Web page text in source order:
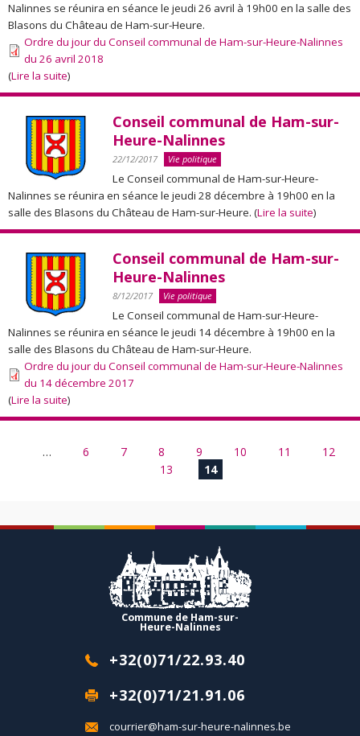
Nalinnes se réunira en séance le jeudi 26 avril à 19h00 en la salle des
Blasons du Château de Ham-sur-Heure.
Ordre du jour du Conseil communal de Ham-sur-Heure-Nalinnes
du 26 avril 2018
(Lire la suite)
Conseil communal de Ham-sur-
Heure-Nalinnes
22/12/2017 Vie politique
Le Conseil communal de Ham-sur-Heure-
Nalinnes se réunira en séance le jeudi 28 décembre à 19h00 en la
salle des Blasons du Château de Ham-sur-Heure. (Lire la suite)
Conseil communal de Ham-sur-
Heure-Nalinnes
8/12/2017 Vie politique
Le Conseil communal de Ham-sur-Heure-
Nalinnes se réunira en séance le jeudi 14 décembre à 19h00 en la
salle des Blasons du Château de Ham-sur-Heure.
Ordre du jour du Conseil communal de Ham-sur-Heure-Nalinnes
du 14 décembre 2017
(Lire la suite)
… 6 7 8 9 10 11
12
13
14
Commune de Ham-sur-
Heure-Nalinnes
+32(0)71/22.93.40
+32(0)71/21.91.06
courrier@ham-sur-heure-nalinnes.be